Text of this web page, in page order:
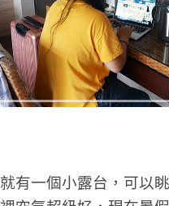
有一個小露台，可以